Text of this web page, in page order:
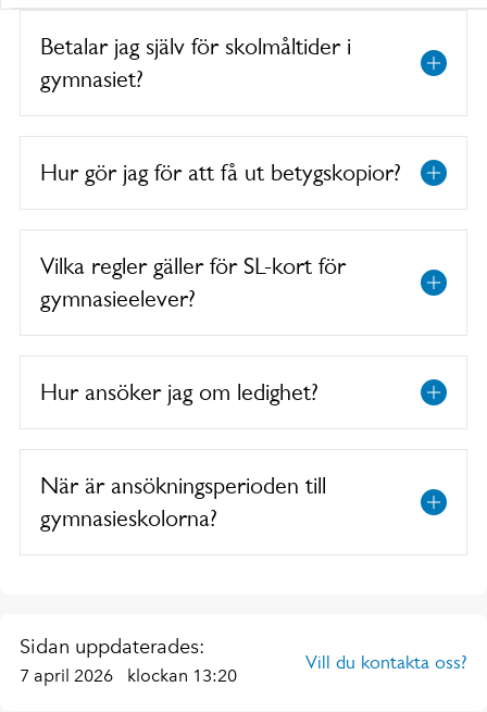
Betalar jag själv för skolmåltider i
gymnasiet?
Hur gör jag för att få ut betygskopior?
Vilka regler gäller för SL-kort för
gymnasieelever?
Hur ansöker jag om ledighet?
När är ansökningsperioden till
gymnasieskolorna?
Sidan uppdaterades:
7 april 2026 klockan 13:20
Vill du kontakta oss?